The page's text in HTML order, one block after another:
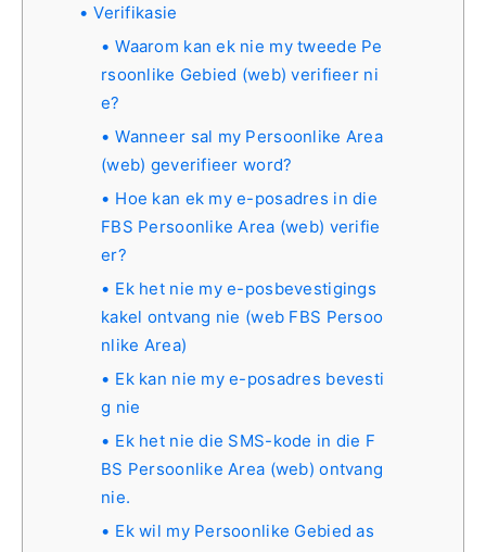
Verifikasie
Waarom kan ek nie my tweede Pe
rsoonlike Gebied (web) verifieer ni
e?
Wanneer sal my Persoonlike Area
(web) geverifieer word?
Hoe kan ek my e-posadres in die
FBS Persoonlike Area (web) verifie
er?
Ek het nie my e-posbevestigings
kakel ontvang nie (web FBS Persoo
nlike Area)
Ek kan nie my e-posadres bevesti
g nie
Ek het nie die SMS-kode in die F
BS Persoonlike Area (web) ontvang
nie.
Ek wil my Persoonlike Gebied as